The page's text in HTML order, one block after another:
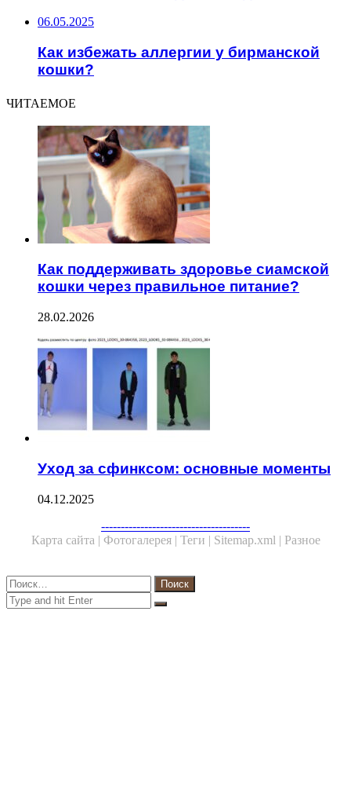
06.05.2025
Как избежать аллергии у бирманской
кошки?
ЧИТАЕМОЕ
Как поддерживать здоровье сиамской
кошки через правильное питание?
28.02.2026
Уход за сфинксом: основные моменты
04.12.2025
--------------------------------------
Карта сайта | Фотогалерея | Теги | Sitemap.xml | Разное
Close
Найти:
Close
Search